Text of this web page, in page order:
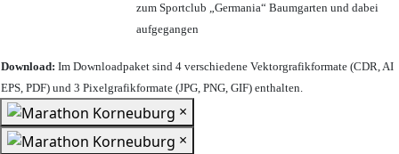
zum Sportclub „Germania“ Baumgarten und dabei
aufgegangen
Download: Im Downloadpaket sind 4 verschiedene Vektorgrafikformate (CDR, AI
EPS, PDF) und 3 Pixelgrafikformate (JPG, PNG, GIF) enthalten.
×
×